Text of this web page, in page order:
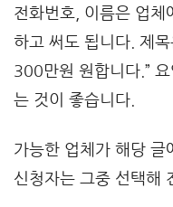
전화번호, 이름은 업체
하고 써도 됩니다. 제
300만원 원합니다.”
는 것이 좋습니다.
가능한 업체가 해당 글
신청자는 그중 선택해